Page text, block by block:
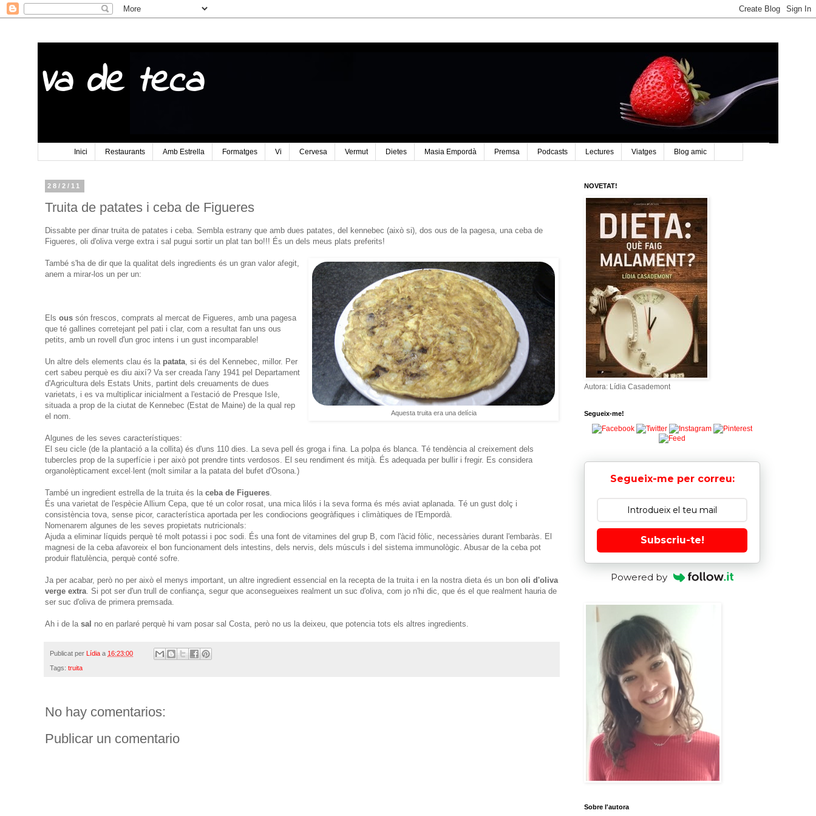
Va de teca
Inici Restaurants Amb Estrella Formatges Vi Cervesa Vermut Dietes Masia Empordà Premsa Podcasts Lectures Viatges Blog amic
28/2/11
Truita de patates i ceba de Figueres
Dissabte per dinar truita de patates i ceba. Sembla estrany que amb dues patates, del kennebec (això si), dos ous de la pagesa, una ceba de
Figueres, oli d'oliva verge extra i sal pugui sortir un plat tan bo!!! És un dels meus plats preferits!
Aquesta truita era una delícia
També s'ha de dir que la qualitat dels ingredients és un gran valor afegit,
anem a mirar-los un per un:
Els ous són frescos, comprats al mercat de Figueres, amb una pagesa
que té gallines corretejant pel pati i clar, com a resultat fan uns ous
petits, amb un rovell d'un groc intens i un gust incomparable!
Un altre dels elements clau és la patata, si és del Kennebec, millor. Per
cert sabeu perquè es diu així? Va ser creada l'any 1941 pel Departament
d'Agricultura dels Estats Units, partint dels creuaments de dues
varietats, i es va multiplicar inicialment a l'estació de Presque Isle,
situada a prop de la ciutat de Kennebec (Estat de Maine) de la qual rep
el nom.
Algunes de les seves característiques:
El seu cicle (de la plantació a la collita) és d'uns 110 dies. La seva pell és groga i fina. La polpa és blanca. Té tendència al creixement dels
tubercles prop de la superfície i per això pot prendre tints verdosos. El seu rendiment és mitjà. És adequada per bullir i fregir. Es considera
organolèpticament excel·lent (molt similar a la patata del bufet d'Osona.)
També un ingredient estrella de la truita és la ceba de Figueres.
És una varietat de l'espècie Allium Cepa, que té un color rosat, una mica lilós i la seva forma és més aviat aplanada. Té un gust dolç i
consistència tova, sense picor, característica aportada per les condiocions geogràfiques i climàtiques de l'Empordà.
Nomenarem algunes de les seves propietats nutricionals:
Ajuda a eliminar líquids perquè té molt potassi i poc sodi. És una font de vitamines del grup B, com l'àcid fòlic, necessàries durant l'embaràs. El
magnesi de la ceba afavoreix el bon funcionament dels intestins, dels nervis, dels músculs i del sistema immunològic. Abusar de la ceba pot
produir flatulència, perquè conté sofre.
Ja per acabar, però no per això el menys important, un altre ingredient essencial en la recepta de la truita i en la nostra dieta és un bon oli d'oliva
verge extra. Si pot ser d'un trull de confiança, segur que aconsegueixes realment un suc d'oliva, com jo n'hi dic, que és el que realment hauria de
ser suc d'oliva de primera premsada.
Ah i de la sal no en parlaré perquè hi vam posar sal Costa, però no us la deixeu, que potencia tots els altres ingredients.
Publicat per Lídia a 16:23:00
Tags: truita
No hay comentarios:
Publicar un comentario
NOVETAT!
Autora: Lídia Casademont
Segueix-me!
Segueix-me per correu:
Subscriu-te!
Powered by
Sobre l'autora